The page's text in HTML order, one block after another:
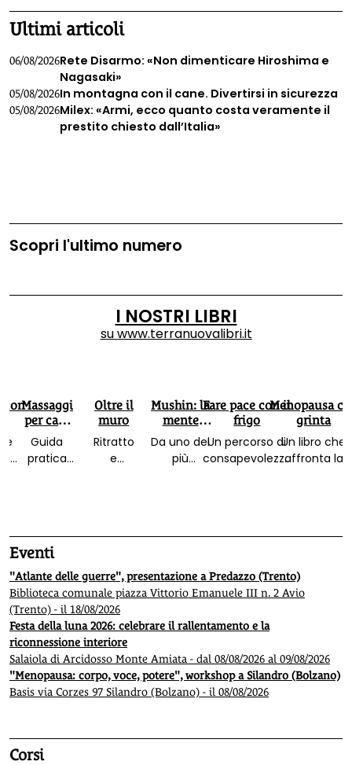
Ultimi articoli
06/08/2026Rete Disarmo: «Non dimenticare Hiroshima e
Nagasaki»
05/08/2026In montagna con il cane. Divertirsi in sicurezza
05/08/2026Milex: «Armi, ecco quanto costa veramente il
prestito chiesto dall’Italia»
Scopri l'ultimo numero
I NOSTRI LIBRI
suwww.terranuovalibri.it
con
e
Massaggi
per cani
felici
Guida
pratica
benessere
al proprio
amico a 4
zampe
Oltre il
muro
Ritratto
e
Paggi e
sua vita
spesa
per la
pace
Mushin: la
mente
mente
Da uno dei
più
zen, il libro
come
raggiungere
nel mondo
Fare pace con il
frigo
Un percorso di
consapevolezza
del dottor
Menopausa
grinta
Un libro che
affronta la
Con ricette e
per il
Eventi
"Atlante delle guerre", presentazione a Predazzo (Trento)
Biblioteca comunale piazza Vittorio Emanuele III n. 2 Avio
(Trento) - il 18/08/2026
Festa della luna 2026: celebrare il rallentamento e la
riconnessione interiore
Salaiola di Arcidosso Monte Amiata - dal 08/08/2026 al 09/08/2026
"Menopausa: corpo, voce, potere", workshop a Silandro (Bolzano)
Basis via Corzes 97 Silandro (Bolzano) - il 08/08/2026
Corsi